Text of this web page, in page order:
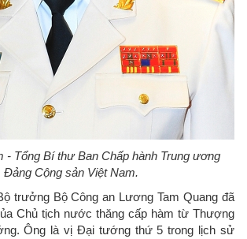
- Tổng Bí thư Ban Chấp hành Trung ương
Đảng Cộng sản Việt Nam.
trưởng Bộ Công an Lương Tam Quang đã
Chủ tịch nước thăng cấp hàm từ Thượng
Ông là vị Đại tướng thứ 5 trong lịch sử